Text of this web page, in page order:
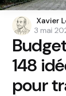
Posted
by
Xavier
3 mai
148
pour